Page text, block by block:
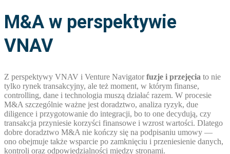
M&A w perspektywie
VNAV
Z perspektywy VNAV i Venture Navigatorfuzje i przejęcia to nie
tylko rynek transakcyjny, ale też moment, w którym finanse,
controlling, dane i technologia muszą działać razem. W procesie
M&A szczególnie ważne jest doradztwo, analiza ryzyk, due
diligence i przygotowanie do integracji, bo to one decydują, czy
transakcja przyniesie korzyści finansowe i wzrost wartości. Dlatego
dobre doradztwo M&A nie kończy się na podpisaniu umowy —
ono obejmuje także wsparcie po zamknięciu i przeniesienie danych,
kontroli oraz odpowiedzialności między stronami.